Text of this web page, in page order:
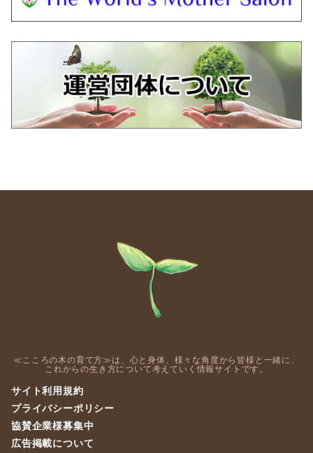
≪こころの木の育て方≫は、心と身体、様々な角度から皆様と一緒に、
これからの生き方について考えていく情報サイトです。
サイト利用規約
プライバシーポリシー
協賛企業様募集中
広告掲載について